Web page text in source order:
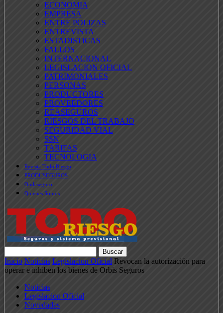
ECONOMIA
EMPRESA
ENTRE POLIZAS
ENTREVISTA
ESTADISTICAS
FALLOS
INTERNACIONAL
LEGISLACION OFICIAL
PATRIMONIALES
PERSONAS
PRODUCTORES
PROVEEDORES
REASEGUROS
RIESGOS DEL TRABAJO
SEGURIDAD VIAL
SSN
TARIFAS
TECNOLOGIA
Revista Todo Riesgo
PRODUSEGUROS
Ondaseguro
Quienes Somos
Inicio Noticias Legislacion Oficial Revocan la autorización para
operar e inhiben los bienes de Orbis Seguros
Noticias
Legislacion Oficial
Novedades